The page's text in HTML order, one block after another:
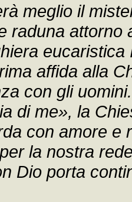
meglio il
raduna attorno
affida alla
con gli
di me», la
con amore e
la nostra
Dio porta